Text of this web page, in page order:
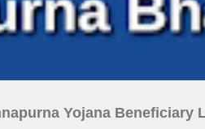
Annapurna Yojana Beneficiary